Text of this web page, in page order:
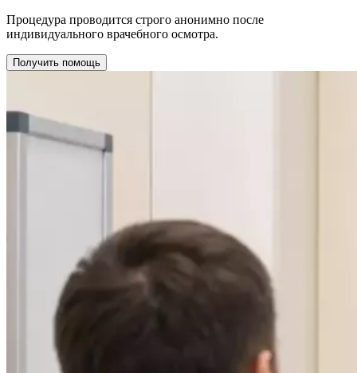
Процедура проводится строго анонимно после
индивидуального врачебного осмотра.
Получить помощь